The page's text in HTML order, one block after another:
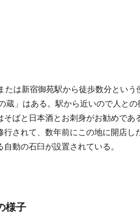
たは新宿御苑駅から徒歩数分という
蔵」はある。駅から近いので人との
そばと日本酒とお刺身がお勧めであ
行されて、数年前にこの地に開店し
動の石臼が設置されている。
様子